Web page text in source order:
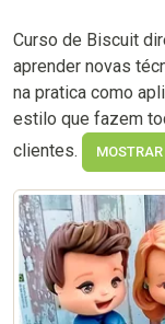
Curso de Biscuit
aprender novas
na pratica como
estilo que fazem
clientes.